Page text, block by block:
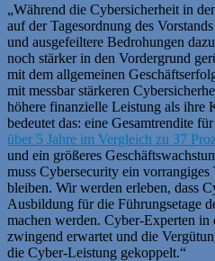
„Während die Cybersicherheit in
auf der Tagesordnung des
und ausgefeiltere Bedrohungen
noch stärker in den Vordergrund
mit dem allgemeinen
mit messbar stärkeren
höhere finanzielle Leistung als ihre
bedeutet das: eine Gesamtrendite
über 5 Jahre im Vergleich zu 37
und ein größeres
muss Cybersecurity ein vorrangiges
bleiben. Wir werden erleben, dass
Ausbildung für die Führungsetage
machen werden. Cyber-Experten in
zwingend erwartet und die
die Cyber-Leistung gekoppelt.“